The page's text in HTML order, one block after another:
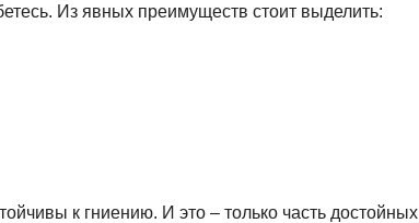
Из явных преимуществ стоит выделить:
к гниению. И это – только часть достойных